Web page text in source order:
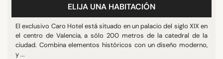
ELIJA UNA HABITACIÓN
El exclusivo Caro Hotel está situado en un palacio del siglo XIX en
el centro de Valencia, a sólo 200 metros de la catedral de la
ciudad. Combina elementos históricos con un diseño moderno,
y ...